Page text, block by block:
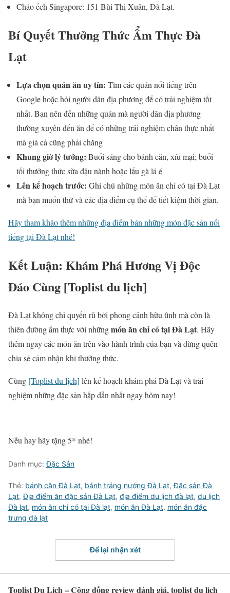
Cháo ếch Singapore: 151 Bùi Thị Xuân, Đà Lạt.
Bí Quyết Thưởng Thức Ẩm Thực Đà
Lạt
Lựa chọn quán ăn uy tín: Tìm các quán nổi tiếng trên
Google hoặc hỏi người dân địa phương để có trải nghiệm tốt
nhất. Bạn nên đến những quán mà người dân địa phương
thường xuyên đến ăn để có những trải nghiệm chân thực nhất
mà giá cả cũng phải chăng
Khung giờ lý tưởng: Buổi sáng cho bánh căn, xíu mại; buổi
tối thưởng thức sữa đậu nành hoặc lẩu gà lá é
Lên kế hoạch trước: Ghi chú những món ăn chỉ có tại Đà Lạt
mà bạn muốn thử và các địa điểm cụ thể để tiết kiệm thời gian.
Hãy tham khảo thêm những địa điểm bán những món đặc sản nổi
tiếng tại Đà Lạt nhé!
Kết Luận: Khám Phá Hương Vị Độc
Đáo Cùng [Toplist du lịch]
Đà Lạt không chỉ quyến rũ bởi phong cảnh hữu tình mà còn là
thiên đường ẩm thực với nhữngmón ăn chỉ có tại Đà Lạt. Hãy
thêm ngay các món ăn trên vào hành trình của bạn và đừng quên
chia sẻ cảm nhận khi thưởng thức.
Cùng [Toplist du lịch] lên kế hoạch khám phá Đà Lạt và trải
nghiệm những đặc sản hấp dẫn nhất ngay hôm nay!
Nếu hay hãy tặng 5* nhé!
Danh mục:Đặc Sản
Thẻ: bánh căn Đà Lạt, bánh tráng nướng Đà Lạt,Đặc sản Đà
Lạt,Địa điểm ăn đặc sản Đà Lạt, địa điểm du lịch đà lạt, du lịch
Đà lạt, món ăn chỉ có tại Đà lạt, món ăn Đà Lạt, món ăn đặc
trưng đà lạt
Để lại nhận xét
Toplist Du Lịch – Cộng đồng review đánh giá, toplist du lịch